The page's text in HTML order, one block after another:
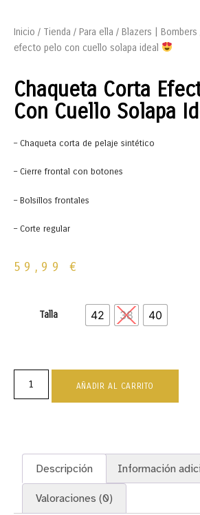
Inicio / Tienda / Para ella / Blazers | Bombers
efecto pelo con cuello solapa ideal
Chaqueta Corta
Con Cuello Solapa
– Chaqueta corta de pelaje sintético
– Cierre frontal con botones
– Bolsillos frontales
– Corte regular
59,99€
Talla 42 38 40
AÑADIR AL CARRITO
Descripción Información
Valoraciones (0)